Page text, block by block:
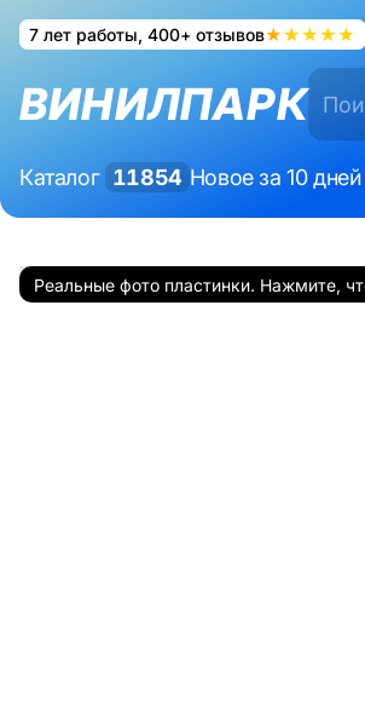
7 лет работы, 400+ отзывов★★★★★
ВИНИЛПАРК
Каталог 11854 Новое за 10 дней
Реальные фото пластинки. Нажмите,